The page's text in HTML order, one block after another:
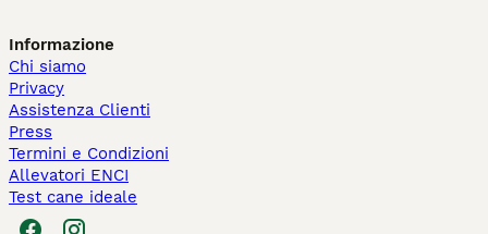
Informazione
Chi siamo
Privacy
Assistenza Clienti
Press
Termini e Condizioni
Allevatori ENCI
Test cane ideale